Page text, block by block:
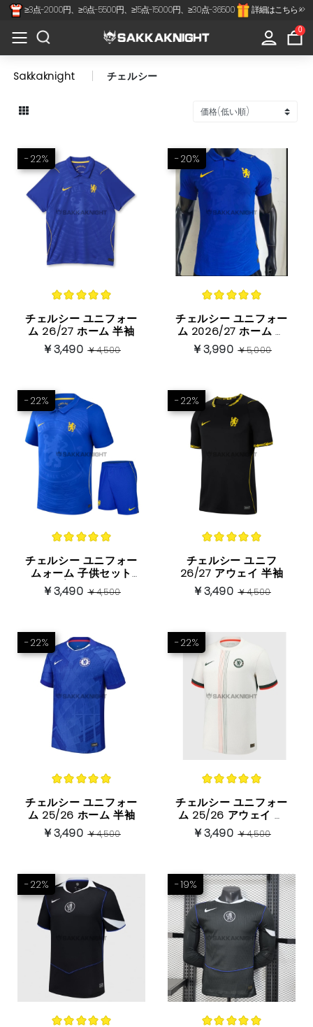
≥3点-2000円、≥6点-5500円、≥15点-15000円、≥30点-36500 詳細はこちら >>
×
0
All
Categories
スペインリーグ
フランスリーグ
プレミアリーグ
セリアA
ブンデスリーガ
ヨーロッパ他
Sakkaknight チェルシー
-22%
チェルシー ユニフォー
ム 26/27 ホーム 半袖
￥3,490￥4,500
-20%
チェルシー ユニフォー
ム 2026/27 ホーム プ
レイヤーバージョン 半
袖
￥3,990￥5,000
-22%
チェルシー ユニフォー
ムォーム 子供セット
26/27 ホーム
￥3,490￥4,500
-22%
チェルシー ユニフ
26/27 アウェイ 半袖
￥3,490￥4,500
-22%
チェルシー ユニフォー
ム 25/26 ホーム 半袖
￥3,490￥4,500
-22%
チェルシー ユニフォー
ム 25/26 アウェイ 半
袖
￥3,490￥4,500
-22% -19%